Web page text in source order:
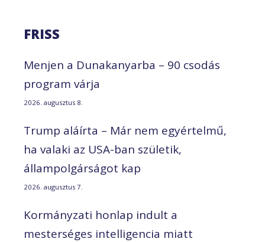
FRISS
Menjen a Dunakanyarba – 90 csodás
program várja
2026. augusztus 8.
Trump aláírta – Már nem egyértelmű,
ha valaki az USA-ban születik,
állampolgárságot kap
2026. augusztus 7.
Kormányzati honlap indult a
mesterséges intelligencia miatt